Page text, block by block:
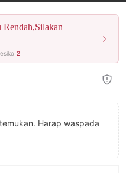
2
Harap waspada